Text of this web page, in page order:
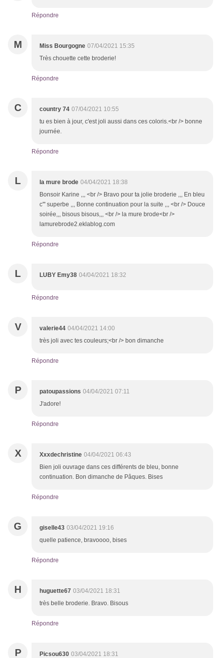
Répondre
M Miss Bourgogne 07/04/2021 15:35
Très chouette cette broderie!
Répondre
C country 74 07/04/2021 10:55
tu es bien à jour, c'est joli aussi dans ces coloris.<br /> bonne
journée.
Répondre
L la mure brode 04/04/2021 18:38
Bonsoir Karine ,,, <br /> Bravo pour ta jolie broderie ,,, En bleu
c''' superbe ,,, Bonne continuation pour la suite ,,, <br /> Douce
soirée,,, bisous bisous,,, <br /> la mure brode<br />
lamurebrode2.eklablog.com
Répondre
L LUBY Emy38 04/04/2021 18:32
Répondre
V valerie44 04/04/2021 14:00
très joli avec tes couleurs;<br /> bon dimanche
Répondre
P patoupassions 04/04/2021 07:11
J'adore!
Répondre
X Xxxdechristine 04/04/2021 06:43
Bien joli ouvrage dans ces différents de bleu, bonne
continuation. Bon dimanche de Pâques. Bises
Répondre
G giselle43 03/04/2021 19:16
quelle patience, bravoooo, bises
Répondre
H huguette67 03/04/2021 18:31
très belle broderie. Bravo. Bisous
Répondre
P Picsou630 03/04/2021 18:31